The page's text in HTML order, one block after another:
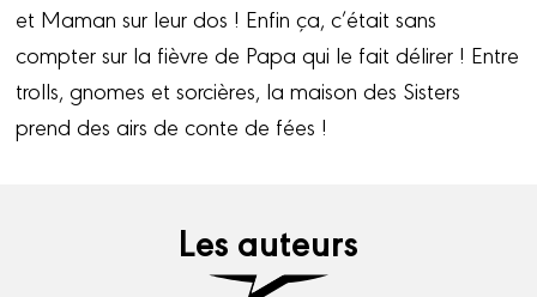
et Maman sur leur dos ! Enfin ça, c’était sans
compter sur la fièvre de Papa qui le fait délirer ! Entre
trolls, gnomes et sorcières, la maison des Sisters
prend des airs de conte de fées !
Les auteurs